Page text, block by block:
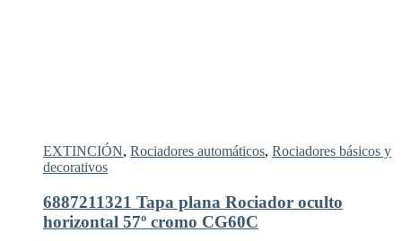
EXTINCIÓN, Rociadores automáticos, Rociadores básicos y
decorativos
6887211321 Tapa plana Rociador oculto
horizontal 57º cromo CG60C